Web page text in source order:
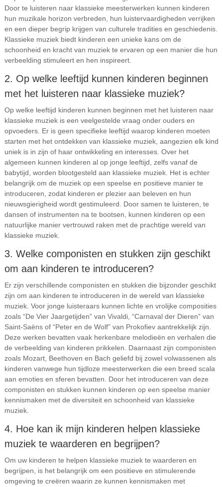
Door te luisteren naar klassieke meesterwerken kunnen kinderen
hun muzikale horizon verbreden, hun luistervaardigheden verrijken
en een dieper begrip krijgen van culturele tradities en geschiedenis.
Klassieke muziek biedt kinderen een unieke kans om de
schoonheid en kracht van muziek te ervaren op een manier die hun
verbeelding stimuleert en hen inspireert.
2. Op welke leeftijd kunnen kinderen beginnen
met het luisteren naar klassieke muziek?
Op welke leeftijd kinderen kunnen beginnen met het luisteren naar
klassieke muziek is een veelgestelde vraag onder ouders en
opvoeders. Er is geen specifieke leeftijd waarop kinderen moeten
starten met het ontdekken van klassieke muziek, aangezien elk kind
uniek is in zijn of haar ontwikkeling en interesses. Over het
algemeen kunnen kinderen al op jonge leeftijd, zelfs vanaf de
babytijd, worden blootgesteld aan klassieke muziek. Het is echter
belangrijk om de muziek op een speelse en positieve manier te
introduceren, zodat kinderen er plezier aan beleven en hun
nieuwsgierigheid wordt gestimuleerd. Door samen te luisteren, te
dansen of instrumenten na te bootsen, kunnen kinderen op een
natuurlijke manier vertrouwd raken met de prachtige wereld van
klassieke muziek.
3. Welke componisten en stukken zijn geschikt
om aan kinderen te introduceren?
Er zijn verschillende componisten en stukken die bijzonder geschikt
zijn om aan kinderen te introduceren in de wereld van klassieke
muziek. Voor jonge luisteraars kunnen lichte en vrolijke composities
zoals “De Vier Jaargetijden” van Vivaldi, “Carnaval der Dieren” van
Saint-Saëns of “Peter en de Wolf” van Prokofiev aantrekkelijk zijn.
Deze werken bevatten vaak herkenbare melodieën en verhalen die
de verbeelding van kinderen prikkelen. Daarnaast zijn componisten
zoals Mozart, Beethoven en Bach geliefd bij zowel volwassenen als
kinderen vanwege hun tijdloze meesterwerken die een breed scala
aan emoties en sferen bevatten. Door het introduceren van deze
componisten en stukken kunnen kinderen op een speelse manier
kennismaken met de diversiteit en schoonheid van klassieke
muziek.
4. Hoe kan ik mijn kinderen helpen klassieke
muziek te waarderen en begrijpen?
Om uw kinderen te helpen klassieke muziek te waarderen en
begrijpen, is het belangrijk om een positieve en stimulerende
omgeving te creëren waarin ze kunnen kennismaken met